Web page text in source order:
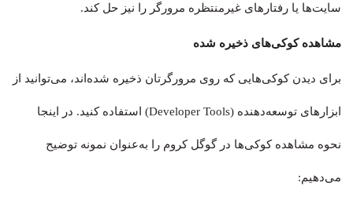
سایت‌ها یا رفتارهای غیرمنتظره مرورگر را نیز حل کند.
مشاهده کوکی‌های ذخیره شده
برای دیدن کوکی‌هایی که روی مرورگرتان ذخیره شده‌اند، می‌توانید از
ابزارهای توسعه‌دهنده (Developer Tools) استفاده کنید. در اینجا
نحوه مشاهده کوکی‌ها در گوگل کروم را به‌عنوان نمونه توضیح
می‌دهیم: